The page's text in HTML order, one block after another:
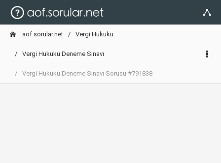
aof.sorular.net Vergi Hukuku
Vergi Hukuku Deneme Sınavı
Vergi Hukuku Deneme Sınavı Sorusu #791838